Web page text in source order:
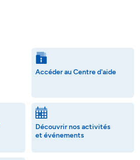
Accéder au Centre d'aide
Découvrir nos activités
et événements